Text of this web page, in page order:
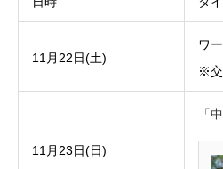
11月22日(土)
ワ
※交
11月23日(日)
「